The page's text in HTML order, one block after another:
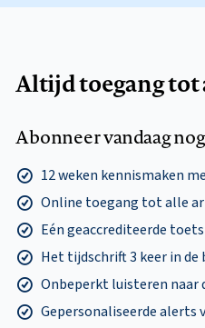
Altijd toegang tot
Abonneer vandaag
12 weken kennismaken
Online toegang tot alle
Eén geaccrediteerde
Het tijdschrift 3 keer in de
Onbeperkt luisteren naar
Gepersonaliseerde alerts